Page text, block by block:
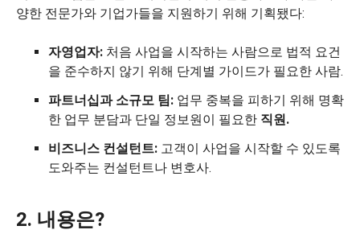
양한 전문가와 기업가들을 지원하기 위해 기획됐다:
자영업자: 처음 사업을 시작하는 사람으로 법적 요건
을 준수하지 않기 위해 단계별 가이드가 필요한 사람.
파트너십과 소규모 팀: 업무 중복을 피하기 위해 명확
한 업무 분담과 단일 정보원이 필요한 직원.
비즈니스 컨설턴트: 고객이 사업을 시작할 수 있도록
도와주는 컨설턴트나 변호사.
2. 내용은?